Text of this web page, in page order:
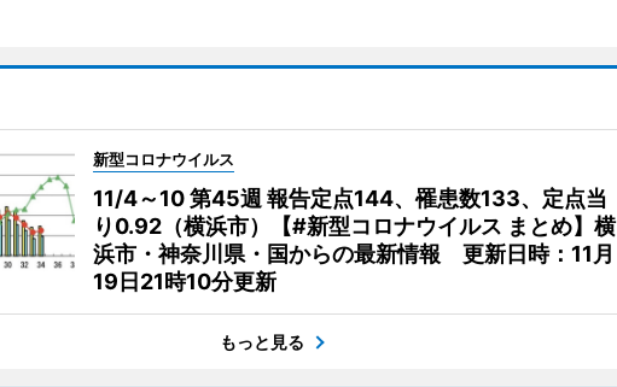
新型コロナウイルス
11/4～10 第45週 報告定点144、罹患数133、定点当
り0.92（横浜市）【#新型コロナウイルス まとめ】横
浜市・神奈川県・国からの最新情報 更新日時：11月
19日21時10分更新
もっと見る